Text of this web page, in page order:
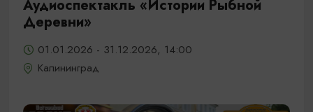
Аудиоспектакль «Истории Рыбной
Деревни»
01.01.2026 - 31.12.2026, 14:00
Калининград